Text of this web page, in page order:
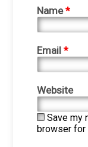
Name*
Email*
Website
Save my
browser for